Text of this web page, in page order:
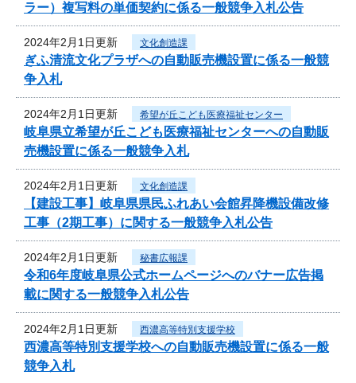
ラー）複写料の単価契約に係る一般競争入札公告
2024年2月1日更新 文化創造課
ぎふ清流文化プラザへの自動販売機設置に係る一般競
争入札
2024年2月1日更新 希望が丘こども医療福祉センター
岐阜県立希望が丘こども医療福祉センターへの自動販
売機設置に係る一般競争入札
2024年2月1日更新 文化創造課
【建設工事】岐阜県県民ふれあい会館昇降機設備改修
工事（2期工事）に関する一般競争入札公告
2024年2月1日更新 秘書広報課
令和6年度岐阜県公式ホームページへのバナー広告掲
載に関する一般競争入札公告
2024年2月1日更新 西濃高等特別支援学校
西濃高等特別支援学校への自動販売機設置に係る一般
競争入札